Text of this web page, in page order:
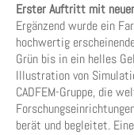
Erster Auftritt mit
Ergänzend wurde ein
hochwertig
Grün bis in ein helles
Illustration von
CADFEM-Gruppe, die
berät und begleitet.